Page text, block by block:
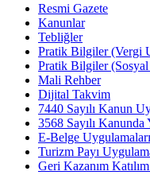
Resmi Gazete
Kanunlar
Tebliğler
Pratik Bilgiler (Vergi
Pratik Bilgiler
Mali Rehber
Dijital Takvim
7440 Sayılı Kanun
3568 Sayılı
E-Belge
Turizm Payı
Geri Kazanım